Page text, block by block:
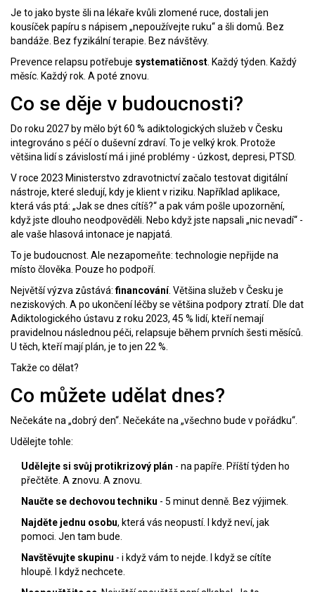
Je to jako byste šli na lékaře kvůli zlomené ruce, dostali jen
kousíček papíru s nápisem „nepoužívejte ruku“ a šli domů. Bez
bandáže. Bez fyzikální terapie. Bez návštěvy.
Prevence relapsu potřebuje systematičnost. Každý týden. Každý
měsíc. Každý rok. A poté znovu.
Co se děje v budoucnosti?
Do roku 2027 by mělo být 60 % adiktologických služeb v Česku
integrováno s péčí o duševní zdraví. To je velký krok. Protože
většina lidí s závislostí má i jiné problémy - úzkost, depresi, PTSD.
V roce 2023 Ministerstvo zdravotnictví začalo testovat digitální
nástroje, které sledují, kdy je klient v riziku. Například aplikace,
která vás ptá: „Jak se dnes cítíš?“ a pak vám pošle upozornění,
když jste dlouho neodpověděli. Nebo když jste napsali „nic nevadí“ -
ale vaše hlasová intonace je napjatá.
To je budoucnost. Ale nezapomeňte: technologie nepřijde na
místo člověka. Pouze ho podpoří.
Největší výzva zůstává:financování. Většina služeb v Česku je
neziskových. A po ukončení léčby se většina podpory ztratí. Dle dat
Adiktologického ústavu z roku 2023, 45 % lidí, kteří nemají
pravidelnou následnou péči, relapsuje během prvních šesti měsíců.
U těch, kteří mají plán, je to jen 22 %.
Takže co dělat?
Co můžete udělat dnes?
Nečekáte na „dobrý den“. Nečekáte na „všechno bude v pořádku“.
Udělejte tohle:
Udělejte si svůj protikrizový plán - na papíře. Příští týden ho
přečtěte. A znovu. A znovu.
Naučte se dechovou techniku - 5 minut denně. Bez výjimek.
Najděte jednu osobu, která vás neopustí. I když neví, jak
pomoci. Jen tam bude.
Navštěvujte skupinu - i když vám to nejde. I když se cítíte
hloupě. I když nechcete.